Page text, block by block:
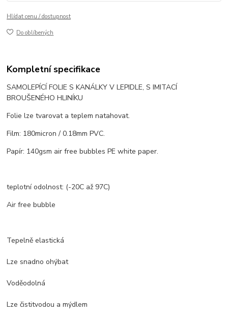
Hlídat cenu / dostupnost
Do oblíbených
Kompletní specifikace
SAMOLEPÍCÍ FOLIE S KANÁLKY V LEPIDLE, S IMITACÍ
BROUŠENÉHO HLINÍKU
Folie lze tvarovat a teplem natahovat.
Film: 180micron / 0.18mm PVC.
Papír: 140gsm air free bubbles PE white paper.
teplotní odolnost: (-20C až 97C)
Air free bubble
Tepelně elastická
Lze snadno ohýbat
Voděodolná
Lze čistitvodou a mýdlem